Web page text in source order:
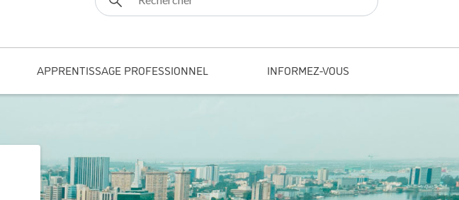
APPRENTISSAGE PROFESSIONNEL INFORMEZ-VOUS